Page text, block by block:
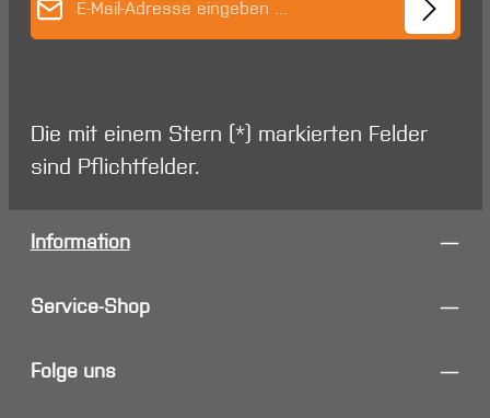
Die mit einem Stern (*) markierten Felder
sind Pflichtfelder.
Information
Service-Shop
Folge uns